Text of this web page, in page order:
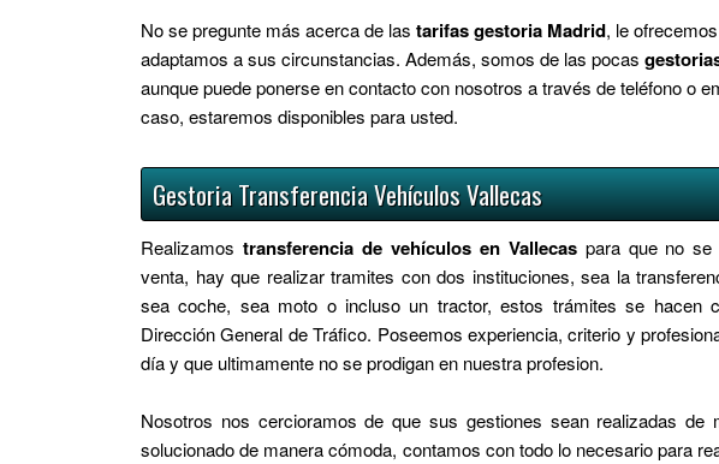
No se pregunte más acerca de las tarifas gestoria Madrid, le
adaptamos a sus circunstancias. Además, somos de las pocas
aunque puede ponerse en contacto con nosotros a través de teléfono o
caso, estaremos disponibles para usted.
Gestoria Transferencia Vehículos Vallecas
Realizamos transferencia de vehículos en Vallecaspara que no se
venta, hay que realizar tramites con dos instituciones, sea la
sea coche, sea moto o incluso un tractor, estos trámites se hacen
Dirección General de Tráfico. Poseemos experiencia, criterio y
día y que ultimamente no se prodigan en nuestra profesion.
Nosotros nos cercioramos de que sus gestiones sean realizadas de
solucionado de manera cómoda, contamos con todo lo necesario para